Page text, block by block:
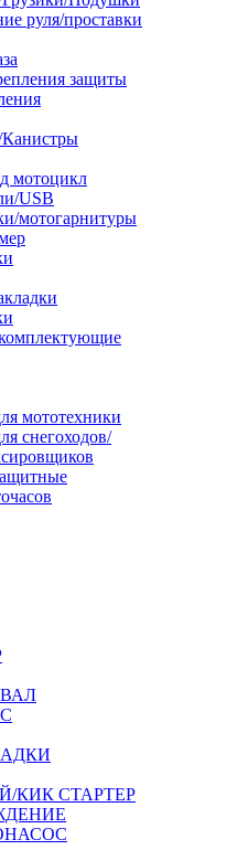
руля/проставки
защиты
мотоцикл
USB
мотогарнитуры
мототехники
снегоходов/
КИК СТАРТЕР